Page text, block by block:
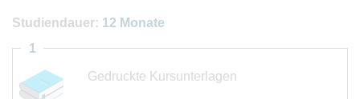
Studiendauer: 12 Monate
Gedruckte Kursunterlagen
1